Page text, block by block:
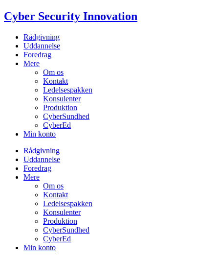
Videre
til
Cyber Security Innovation
Rådgivning
Uddannelse
Foredrag
Mere
Om os
Kontakt
Ledelsespakken
Konsulenter
Produktion
CyberSundhed
CyberEd
Min konto
Rådgivning
Uddannelse
Foredrag
Mere
Om os
Kontakt
Ledelsespakken
Konsulenter
Produktion
CyberSundhed
CyberEd
Min konto